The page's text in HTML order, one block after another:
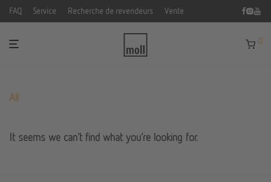
FAQ Service Recherche de revendeurs Vente
0
All
It seems we can’t find what you’re looking for.